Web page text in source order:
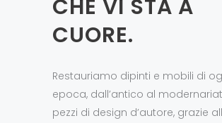
CHE VI STA A
CUORE.
Restauriamo dipinti e mobili di
epoca, dall’antico al
pezzi di design d’autore, grazie